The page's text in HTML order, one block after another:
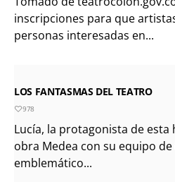
inscripciones para que
personas interesadas en...
LOS FANTASMAS DEL TEATRO
978
Lucía, la protagonista de esta
obra Medea con su equipo
emblemático...